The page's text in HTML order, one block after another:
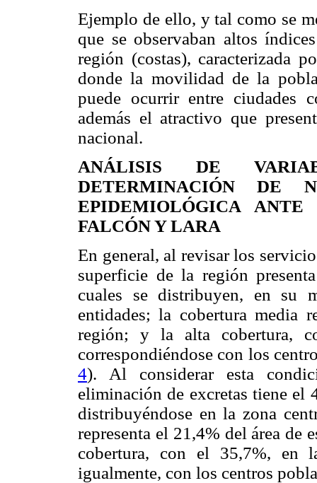
Ejemplo de ello, y tal como se
que se observaban altos
región (costas), caracterizada
donde la movilidad de la
puede ocurrir entre ciudades
además el atractivo que
nacional.
ANÁLISIS DE
DETERMINACIÓN DE
EPIDEMIOLÓGICA
FALCÓN Y LARA
En general, al revisar los
superficie de la región
cuales se distribuyen, en su
entidades; la cobertura media
región; y la alta cobertura,
correspondiéndose con los
4). Al considerar esta
eliminación de excretas tiene el
distribuyéndose en la zona
representa el 21,4% del área de
cobertura, con el 35,7%, en
igualmente, con los centros